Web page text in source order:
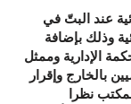
عند البتّ في
وذلك بإضافة
الإدارية وممثل
بالخارج وإقرار
نظرا